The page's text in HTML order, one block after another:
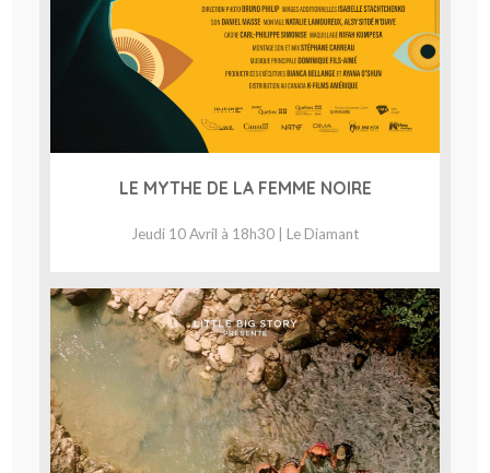
LE MYTHE DE LA FEMME NOIRE
Jeudi 10 Avril à 18h30 | Le Diamant